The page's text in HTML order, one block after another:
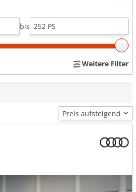
bis
Weitere Filter